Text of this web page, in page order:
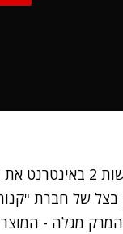
לפני כחודש חשפנו
בצל של חברת
מגלה - המוצר